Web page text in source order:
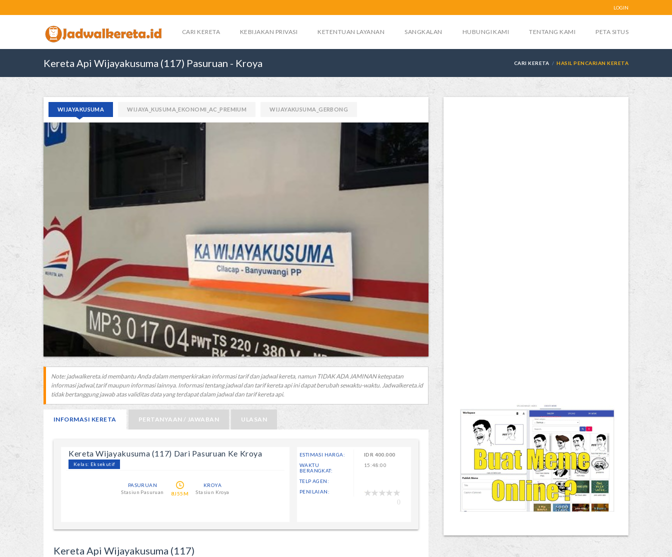
LOGIN
CARI KERETA KEBIJAKAN PRIVASI KETENTUAN LAYANAN SANGKALAN HUBUNGI KAMI TENTANG KAMI PETA SITUS
Kereta Api Wijayakusuma (117) Pasuruan - Kroya CARI KERETA HASIL PENCARIAN KERETA
WIJAYAKUSUMA WIJAYA_KUSUMA_EKONOMI_AC_PREMIUM WIJAYAKUSUMA_GERBONG
Note: jadwalkereta.id membantu Anda dalam memperkirakan informasi tarif dan jadwal kereta, namun TIDAK ADA JAMINAN ketepatan
informasi jadwal,tarif maupun informasi lainnya. Informasi tentang jadwal dan tarif kereta api ini dapat berubah sewaktu-waktu. Jadwalkereta.id
tidak bertanggung jawab atas validitas data yang terdapat dalam jadwal dan tarif kereta api.
INFORMASI KERETA PERTANYAAN / JAWABAN ULASAN
Kereta Wijayakusuma (117) Dari Pasuruan Ke Kroya
Kelas: Eksekutif
PASURUAN
Stasiun Pasuruan
8J55M
KROYA
Stasiun Kroya
ESTIMASI HARGA: IDR 400.000
WAKTU
BERANGKAT:
15:48:00
TELP AGEN:
PENILAIAN:
0
Kereta Api Wijayakusuma (117)